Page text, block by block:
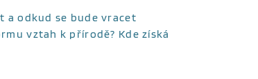
a odkud se bude vracet
vztah k přírodě? Kde získá